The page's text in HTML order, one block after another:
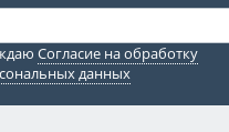
Согласие на обработку
данных